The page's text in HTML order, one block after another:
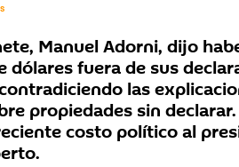
Manuel Adorni, dijo
dólares fuera de sus
las
propiedades sin
costo político al